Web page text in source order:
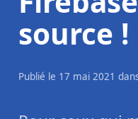
source !
Publié le 17 mai 2021